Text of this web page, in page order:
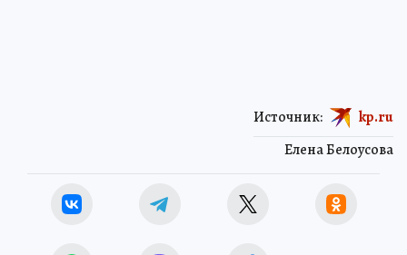
Елена Белоусова
Источник: kp.ru